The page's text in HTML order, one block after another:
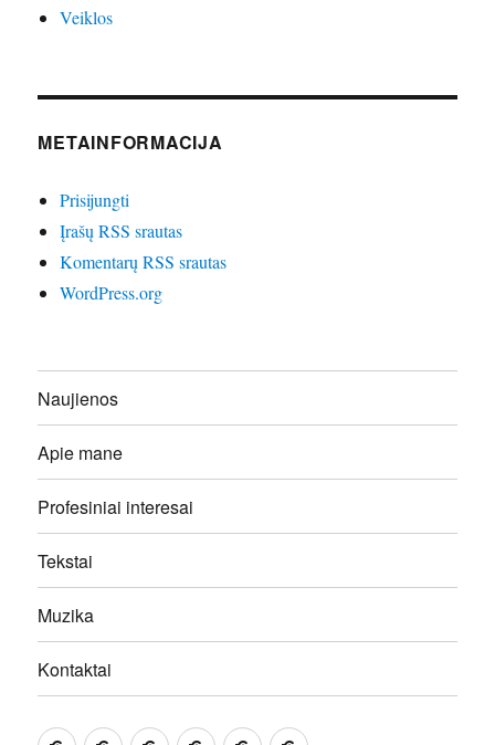
Veiklos
METAINFORMACIJA
Prisijungti
Įrašų RSS srautas
Komentarų RSS srautas
WordPress.org
Naujienos
Apie mane
Profesiniai interesai
Tekstai
Muzika
Kontaktai